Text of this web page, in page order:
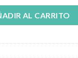
cantidad
AL CARRITO